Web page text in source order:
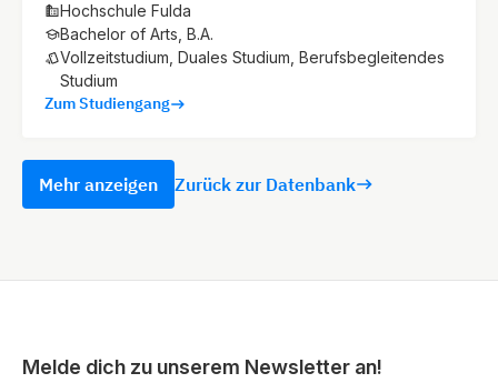
Hochschule Fulda
Bachelor of Arts, B.A.
Vollzeitstudium, Duales Studium, Berufsbegleitendes
Studium
Zum Studiengang
Mehr anzeigen Zurück zur Datenbank
Melde dich zu unserem Newsletter an!